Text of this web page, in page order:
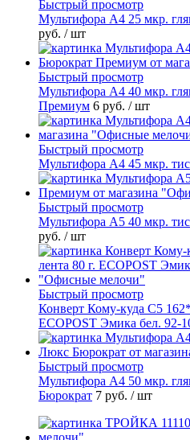
Быстрый просмотр
Мультифора А4 25 мкр.
руб. / шт
Быстрый просмотр
Мультифора А4 40 мкр.
Премиум 6 руб. / шт
Быстрый просмотр
Мультифора А4 45 мкр.
Быстрый просмотр
Мультифора А5 40 мкр.
руб. / шт
Быстрый просмотр
Конверт Кому-куда С5
ECOPOST Эмика бел. 92-
Быстрый просмотр
Мультифора А4 50 мкр.
Бюрократ 7 руб. / шт